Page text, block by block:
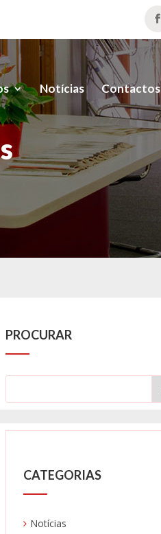
Notícias Contactos
PROCURAR
CATEGORIAS
Notícias